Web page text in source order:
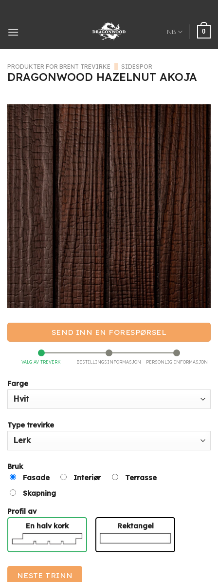
innhold
NB 0
PRODUKTER FOR BRENT TREVIRKE SIDESPOR
DRAGONWOOD HAZELNUT AKOJA
SEND INN EN FORESPØRSEL
VALG AV TREVERK BESTILLINGSINFORMASJON PERSONLIG INFORMASJON
Farge
Type trevirke
Bruk
Fasade
Interiør
Terrasse
Skapning
Profil av
En halv kork
Rektangel
NESTE TRINN